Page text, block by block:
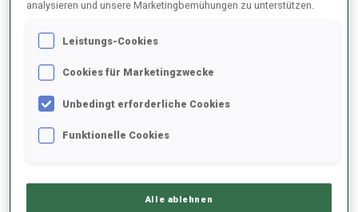
2021/2022
analysieren und unsere Marketingbemühungen zu unterstützen.
Leistungs-Cookies
Cookies für Marketingzwecke
Unbedingt erforderliche Cookies
Funktionelle Cookies
Alle ablehnen